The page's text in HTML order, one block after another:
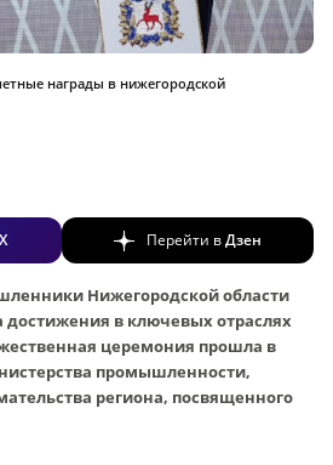
награды в нижегородской
Перейти вДзен
Нижегородской области
достижения в ключевых отраслях
церемония прошла в
промышленности,
региона, посвященного